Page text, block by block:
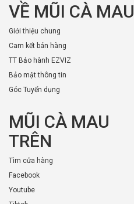
VỀ MŨI CÀ MAU
Giới thiệu chung
Cam kết bán hàng
TT Bảo hành EZVIZ
Bảo mật thông tin
Góc Tuyển dụng
MŨI CÀ MAU
TRÊN
Tìm cửa hàng
Facebook
Youtube